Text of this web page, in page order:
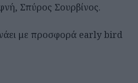
Σπύρος Σουρβίνος.
με προσφορά early bird